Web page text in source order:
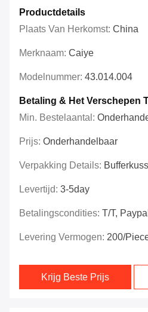
Productdetails
Plaats Van Herkomst: China
Merknaam: Caiye
Modelnummer: 43.014.004
Betaling & Het Verschepen
Min. Bestelaantal:
Prijs: Onderhandelbaar
Verpakking Details:
Levertijd: 3-5day
Betalingscondities: T/T, Paypal
Levering Vermogen: 200/
Krijg Beste Prijs